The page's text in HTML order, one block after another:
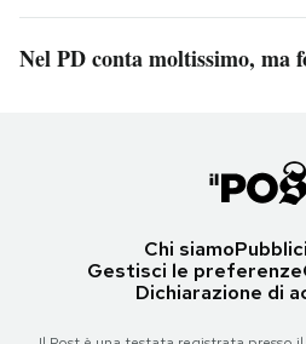
Nel PD conta moltissimo, ma
Chi siamo
Gestisci le preferenze
Dichiarazione di